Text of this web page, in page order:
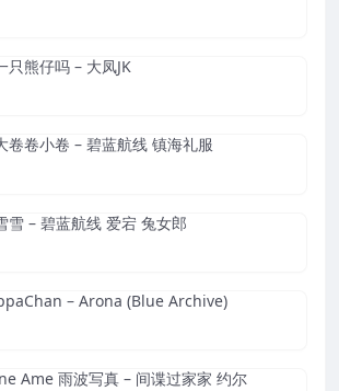
只熊仔吗 – 大凤JK
卷卷小卷 – 碧蓝航线 镇海礼服
雪 – 碧蓝航线 爱宕 兔女郎
– Arona (Blue Archive)
Ame 雨波写真 – 间谍过家家 约尔